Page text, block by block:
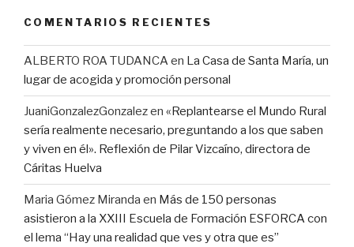
COMENTARIOS RECIENTES
ALBERTO ROA TUDANCAen La Casa de Santa María, un
lugar de acogida y promoción personal
JuaniGonzalezGonzalezen «Replantearse el Mundo Rural
sería realmente necesario, preguntando a los que saben
y viven en él». Reflexión de Pilar Vizcaíno, directora de
Cáritas Huelva
Maria Gómez Miranda en Más de 150 personas
asistieron a la XXIII Escuela de Formación ESFORCA con
el lema “Hay una realidad que ves y otra que es”